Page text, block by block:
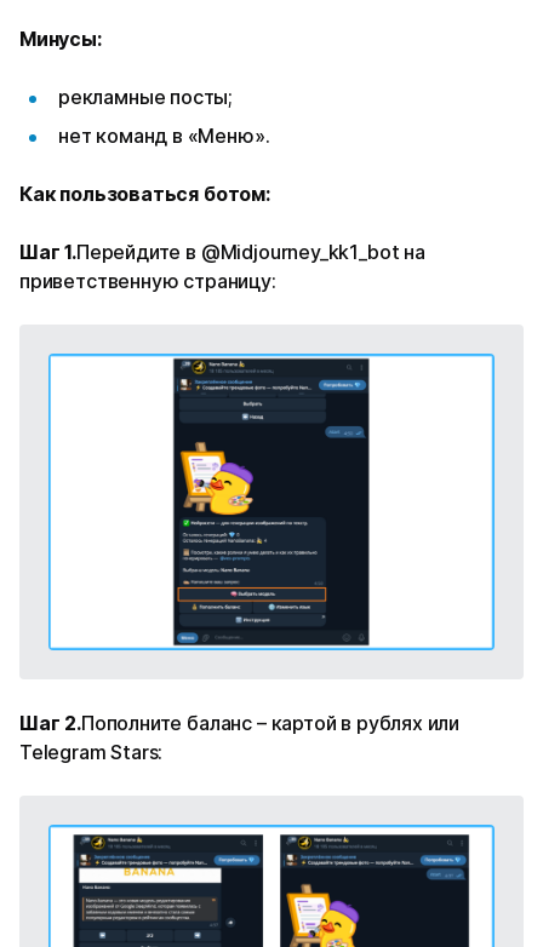
Минусы:
рекламные посты;
нет команд в «Меню».
Как пользоваться ботом:
Шаг 1.Перейдите в @Midjourney_kk1_bot на
приветственную страницу:
Шаг 2.Пополните баланс – картой в рублях или
Telegram Stars: